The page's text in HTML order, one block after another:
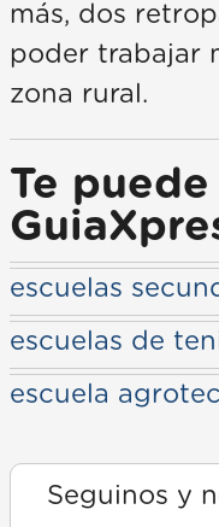
más, dos
poder trabajar
zona rural.
Te
escuelas
escuelas de
escuela
Seguinos y